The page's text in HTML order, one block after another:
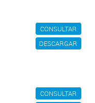
CONSULTAR
DESCARGAR
CONSULTAR